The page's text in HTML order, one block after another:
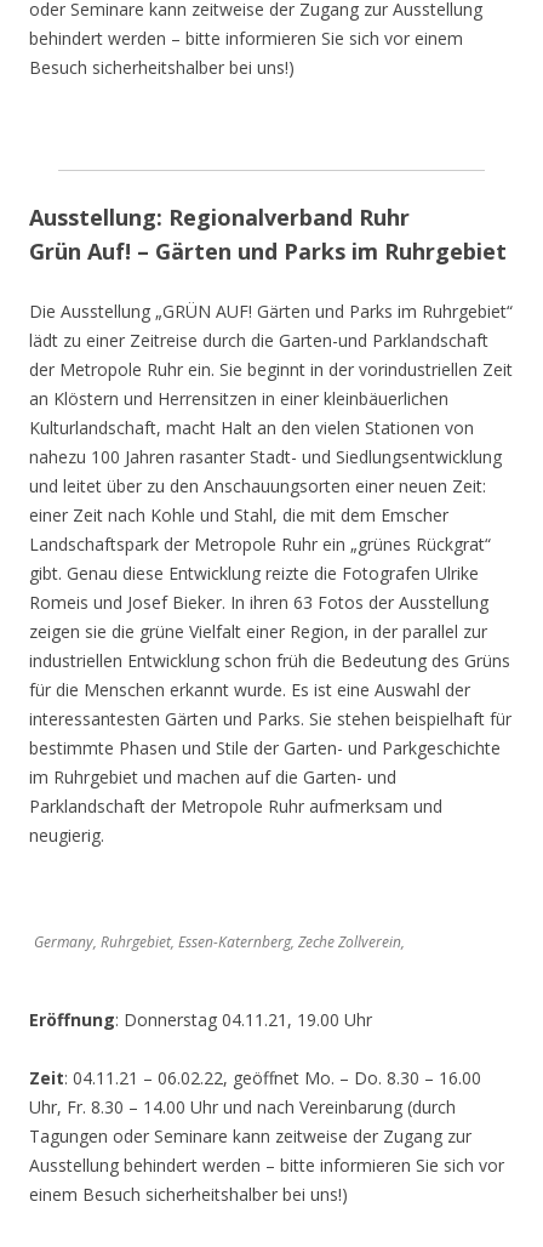
oder Seminare kann zeitweise der Zugang zur Ausstellung
behindert werden – bitte informieren Sie sich vor einem
Besuch sicherheitshalber bei uns!)
Ausstellung: Regionalverband Ruhr
Grün Auf! – Gärten und Parks im Ruhrgebiet
Die Ausstellung „GRÜN AUF! Gärten und Parks im Ruhrgebiet“
lädt zu einer Zeitreise durch die Garten-und Parklandschaft
der Metropole Ruhr ein. Sie beginnt in der vorindustriellen Zeit
an Klöstern und Herrensitzen in einer kleinbäuerlichen
Kulturlandschaft, macht Halt an den vielen Stationen von
nahezu 100 Jahren rasanter Stadt- und Siedlungsentwicklung
und leitet über zu den Anschauungsorten einer neuen Zeit:
einer Zeit nach Kohle und Stahl, die mit dem Emscher
Landschaftspark der Metropole Ruhr ein „grünes Rückgrat“
gibt. Genau diese Entwicklung reizte die Fotografen Ulrike
Romeis und Josef Bieker. In ihren 63 Fotos der Ausstellung
zeigen sie die grüne Vielfalt einer Region, in der parallel zur
industriellen Entwicklung schon früh die Bedeutung des Grüns
für die Menschen erkannt wurde. Es ist eine Auswahl der
interessantesten Gärten und Parks. Sie stehen beispielhaft für
bestimmte Phasen und Stile der Garten- und Parkgeschichte
im Ruhrgebiet und machen auf die Garten- und
Parklandschaft der Metropole Ruhr aufmerksam und
neugierig.
Germany, Ruhrgebiet, Essen-Katernberg, Zeche Zollverein,
Eröffnung: Donnerstag 04.11.21, 19.00 Uhr
Zeit: 04.11.21 – 06.02.22, geöffnet Mo. – Do. 8.30 – 16.00
Uhr, Fr. 8.30 – 14.00 Uhr und nach Vereinbarung (durch
Tagungen oder Seminare kann zeitweise der Zugang zur
Ausstellung behindert werden – bitte informieren Sie sich vor
einem Besuch sicherheitshalber bei uns!)